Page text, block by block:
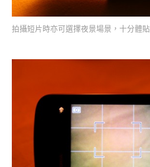
拍攝短片時亦可選擇夜景場景，十分體